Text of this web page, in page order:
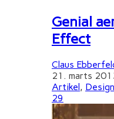
Genial
Effect
Claus
21. marts
Artikel,
29